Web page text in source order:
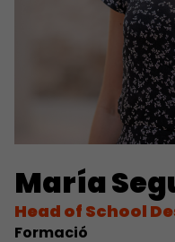
María
Head of School
Formació